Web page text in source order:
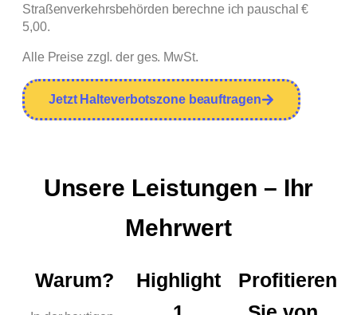
Straßenverkehrsbehörden berechne ich pauschal €
5,00.
Alle Preise zzgl. der ges. MwSt.
Jetzt Halteverbotszone beauftragen
Unsere Leistungen – Ihr
Mehrwert
Warum?
Highlight
Profitieren